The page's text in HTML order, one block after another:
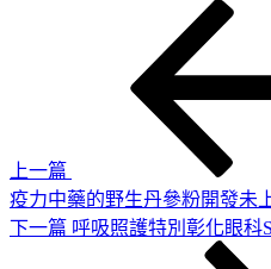
上一篇
疫力中藥的野生丹參粉開發未
下
下一篇 呼吸照護特別彰化眼科